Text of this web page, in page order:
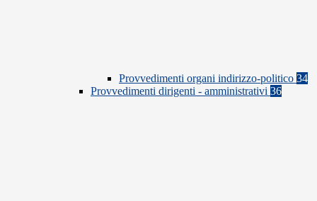
Provvedimenti organi indirizzo-politico 34
Provvedimenti dirigenti - amministrativi 36